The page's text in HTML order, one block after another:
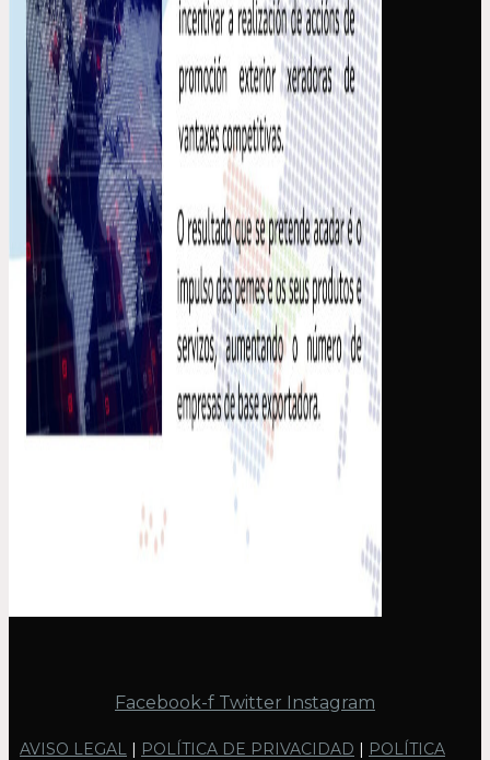
Facebook-f Twitter Instagram
AVISO LEGAL | POLÍTICA DE PRIVACIDAD | POLÍTICA